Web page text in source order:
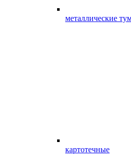
металлические
картотечные